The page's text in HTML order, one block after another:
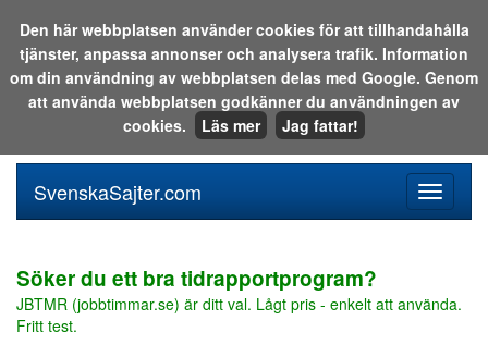
Sök i katalogen eller på webben:
meny
SvenskaSajter.com
Söker du ett bra tidrapportprogram?
JBTMR (jobbtimmar.se) är ditt val. Lågt pris - enkelt att använda.
Fritt test.
Den här webbplatsen använder cookies för att tillhandahålla
tjänster, anpassa annonser och analysera trafik. Information
om din användning av webbplatsen delas med Google. Genom
att använda webbplatsen godkänner du användningen av
cookies.
Läs mer Jag fattar!